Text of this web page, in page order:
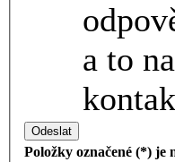
a to
Odeslat
Položky označené (*) je